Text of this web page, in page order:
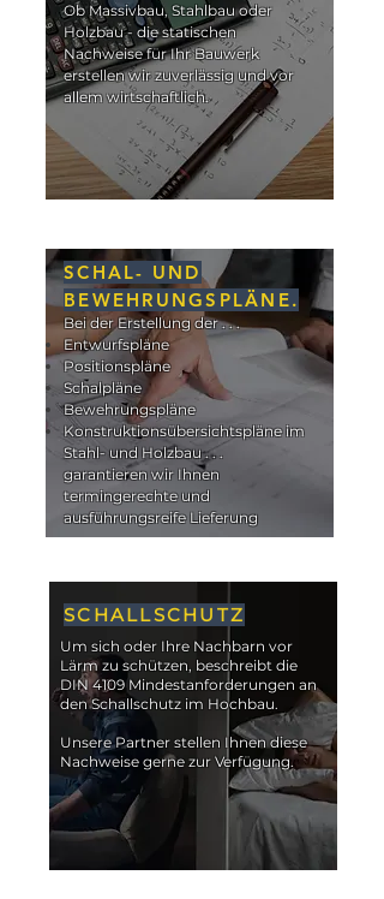
Ob Massivbau, Stahlbau oder
Holzbau - die statischen
Nachweise für Ihr Bauwerk
erstellen wir zuverlässig und vor
allem wirtschaftlich.
Bei der Erstellung der . . .
Entwurfspläne
Positionspläne
Schalpläne
Bewehrungspläne
Konstruktionsübersichtspläne im
Stahl- und Holzbau . . .
garantieren wir Ihnen
termingerechte und
ausführungsreife Lieferung
SCHAL- UND
BEWEHRUNGSPLÄNE.
Um sich oder Ihre Nachbarn vor
Lärm zu schützen, beschreibt die
DIN 4109 Mindestanforderungen an
den Schallschutz im Hochbau.
Unsere Partner stellen Ihnen diese
Nachweise gerne zur Verfügung.
SCHALLSCHUTZ